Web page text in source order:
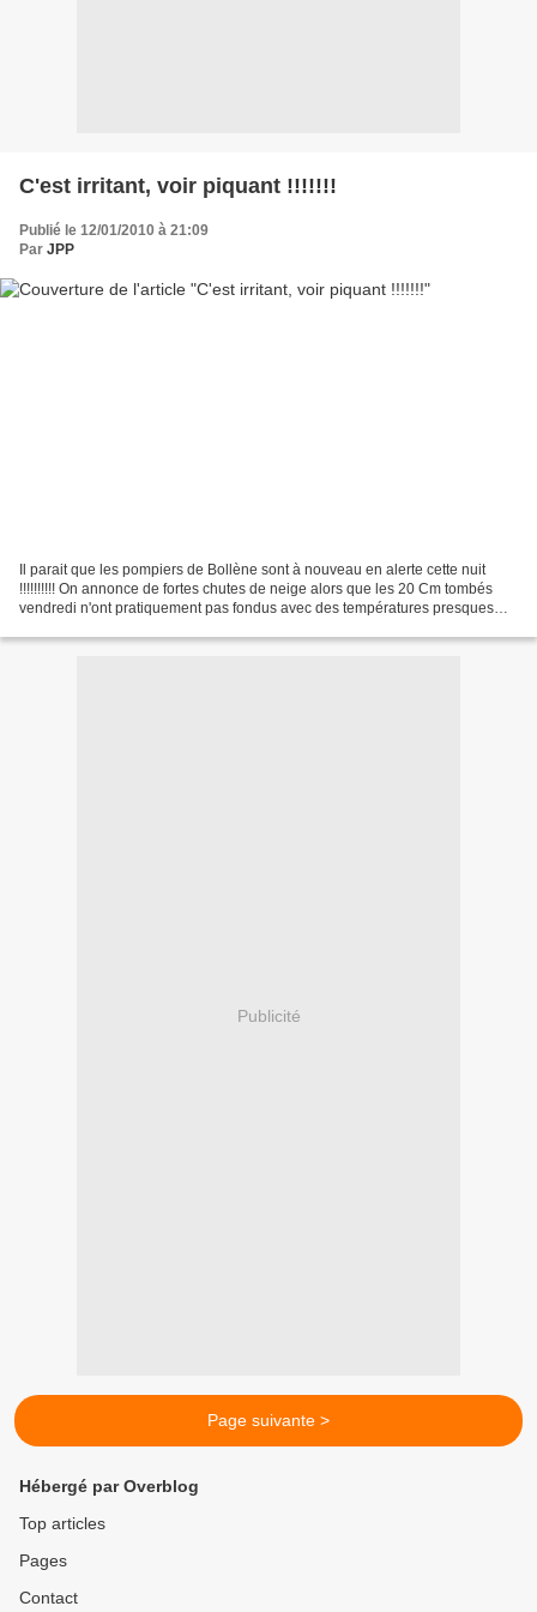
C'est irritant, voir piquant !!!!!!!
Publié le 12/01/2010 à 21:09
Par JPP
Il parait que les pompiers de Bollène sont à nouveau en alerte cette nuit
!!!!!!!!!! On annonce de fortes chutes de neige alors que les 20 Cm tombés
vendredi n'ont pratiquement pas fondus avec des températures presques
Publicité
Page suivante >
Hébergé par Overblog
Top articles
Pages
Contact